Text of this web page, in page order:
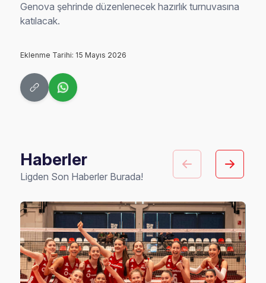
Genova şehrinde düzenlenecek hazırlık turnuvasına
katılacak.
Eklenme Tarihi: 15 Mayıs 2026
Haberler
Ligden Son Haberler Burada!